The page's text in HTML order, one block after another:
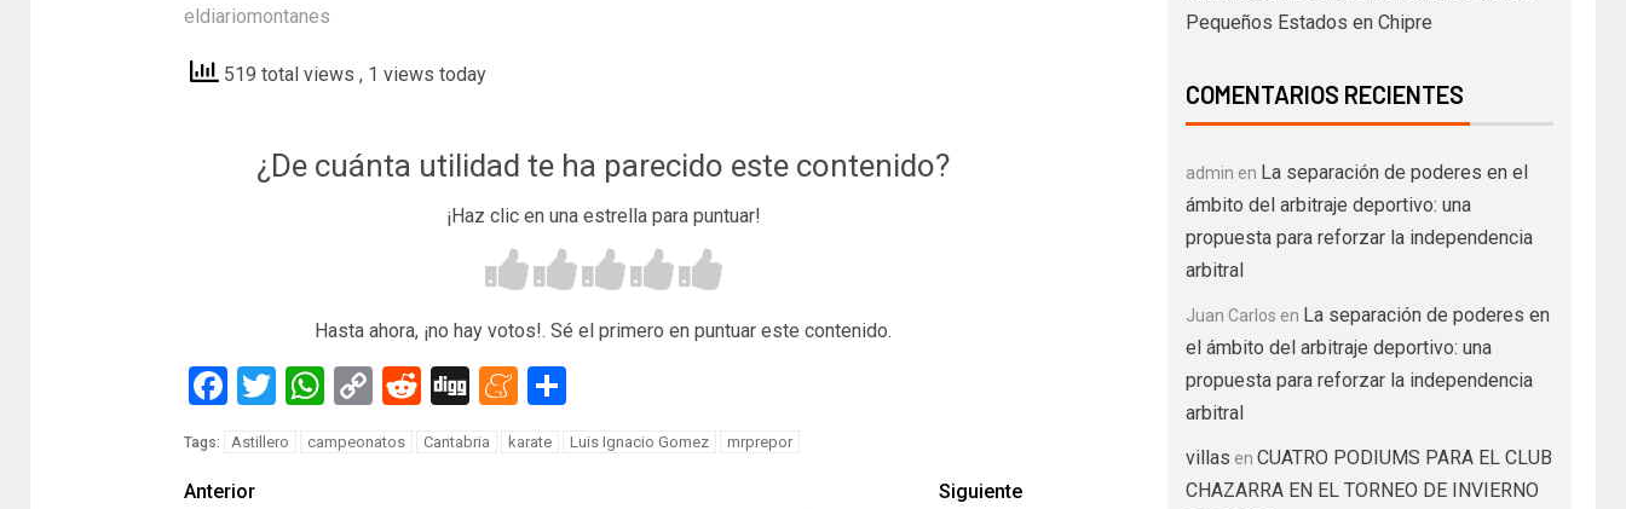
eldiariomontanes
519 total views , 1 views today
¿De cuánta utilidad te ha parecido este contenido?
¡Haz clic en una estrella para puntuar!
Hasta ahora, ¡no hay votos!. Sé el primero en puntuar este contenido.
Facebook
Twitter
WhatsApp
Copy
Link
Reddit
DiggMeneame
Compartir
Tags: Astillero campeonatos Cantabria karate Luis Ignacio Gomez mrprepor
Anterior
Siguiente
Pequeños Estados en Chipre
COMENTARIOS RECIENTES
admin en La separación de poderes en el
ámbito del arbitraje deportivo: una
propuesta para reforzar la independencia
arbitral
Juan Carlos en La separación de poderes en
el ámbito del arbitraje deportivo: una
propuesta para reforzar la independencia
arbitral
villas en CUATRO PODIUMS PARA EL CLUB
CHAZARRA EN EL TORNEO DE INVIERNO